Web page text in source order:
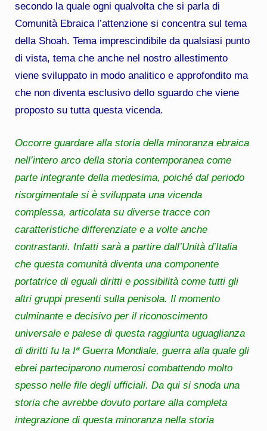
secondo la quale ogni qualvolta che si parla di
Comunità Ebraica l’attenzione si concentra sul tema
della Shoah. Tema imprescindibile da qualsiasi punto
di vista, tema che anche nel nostro allestimento
viene sviluppato in modo analitico e approfondito ma
che non diventa esclusivo dello sguardo che viene
proposto su tutta questa vicenda.
Occorre guardare alla storia della minoranza ebraica
nell’intero arco della storia contemporanea come
parte integrante della medesima, poiché dal periodo
risorgimentale si è sviluppata una vicenda
complessa, articolata su diverse tracce con
caratteristiche differenziate e a volte anche
contrastanti. Infatti sarà a partire dall’Unità d’Italia
che questa comunità diventa una componente
portatrice di eguali diritti e possibilità come tutti gli
altri gruppi presenti sulla penisola. Il momento
culminante e decisivo per il riconoscimento
universale e palese di questa raggiunta uguaglianza
di diritti fu la Iª Guerra Mondiale, guerra alla quale gli
ebrei parteciparono numerosi combattendo molto
spesso nelle file degli ufficiali. Da qui si snoda una
storia che avrebbe dovuto portare alla completa
integrazione di questa minoranza nella storia